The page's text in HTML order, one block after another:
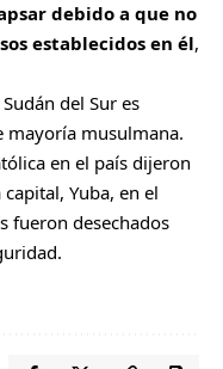
debido a que no
establecidos en él,
del Sur es
mayoría musulmana.
en el país dijeron
Yuba, en el
fueron desechados